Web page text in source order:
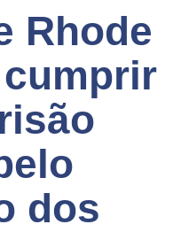
Rhode
dos